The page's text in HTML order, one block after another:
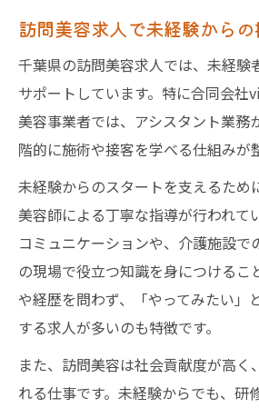
訪問美容求人で未経験から
千葉県の訪問美容求人では、未経験
サポートしています。特に合同会
美容事業者では、アシスタント業務
階的に施術や接客を学べる仕組みが
未経験からのスタートを支えるため
美容師による丁寧な指導が行われて
コミュニケーションや、介護施設で
の現場で役立つ知識を身につけるこ
や経歴を問わず、「やってみたい」
する求人が多いのも特徴です。
また、訪問美容は社会貢献度が高く
れる仕事です。未経験からでも、研